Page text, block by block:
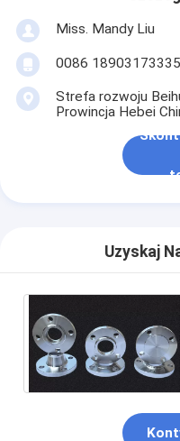
Miss. Mandy Liu
0086 18903173335
Strefa rozwoju
Prowincja Hebei
Uzyskaj